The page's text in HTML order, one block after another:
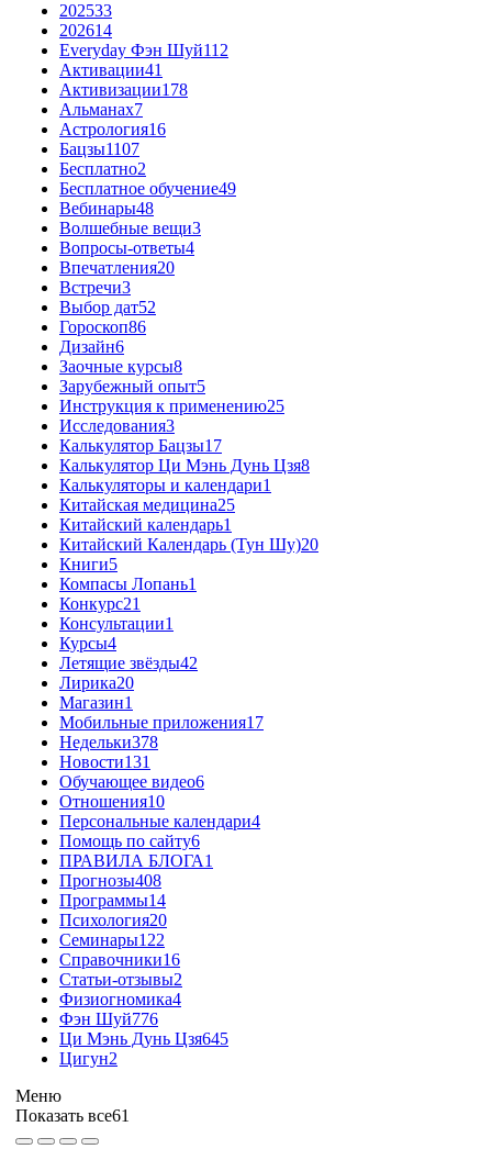
202533
202614
Everyday Фэн Шуй112
Активации41
Активизации178
Альманах7
Астрология16
Бацзы1107
Бесплатно2
Бесплатное обучение49
Вебинары48
Волшебные вещи3
Вопросы-ответы4
Впечатления20
Встречи3
Выбор дат52
Гороскоп86
Дизайн6
Заочные курсы8
Зарубежный опыт5
Инструкция к применению25
Исследования3
Калькулятор Бацзы17
Калькулятор Ци Мэнь Дунь Цзя8
Калькуляторы и календари1
Китайская медицина25
Китайский календарь1
Китайский Календарь (Тун Шу)20
Книги5
Компасы Лопань1
Конкурс21
Консультации1
Курсы4
Летящие звёзды42
Лирика20
Магазин1
Мобильные приложения17
Недельки378
Новости131
Обучающее видео6
Отношения10
Персональные календари4
Помощь по сайту6
ПРАВИЛА БЛОГА1
Прогнозы408
Программы14
Психология20
Семинары122
Справочники16
Статьи-отзывы2
Физиогномика4
Фэн Шуй776
Ци Мэнь Дунь Цзя645
Цигун2
Меню
Показать все61